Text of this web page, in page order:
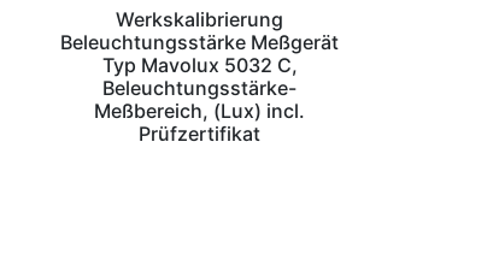
Werkskalibrierung
Beleuchtungsstärke Meßgerät
Typ Mavolux 5032 C,
Beleuchtungsstärke-
Meßbereich, (Lux) incl.
Prüfzertifikat